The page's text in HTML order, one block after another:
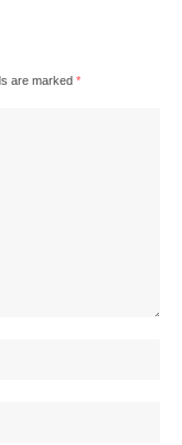
are marked *